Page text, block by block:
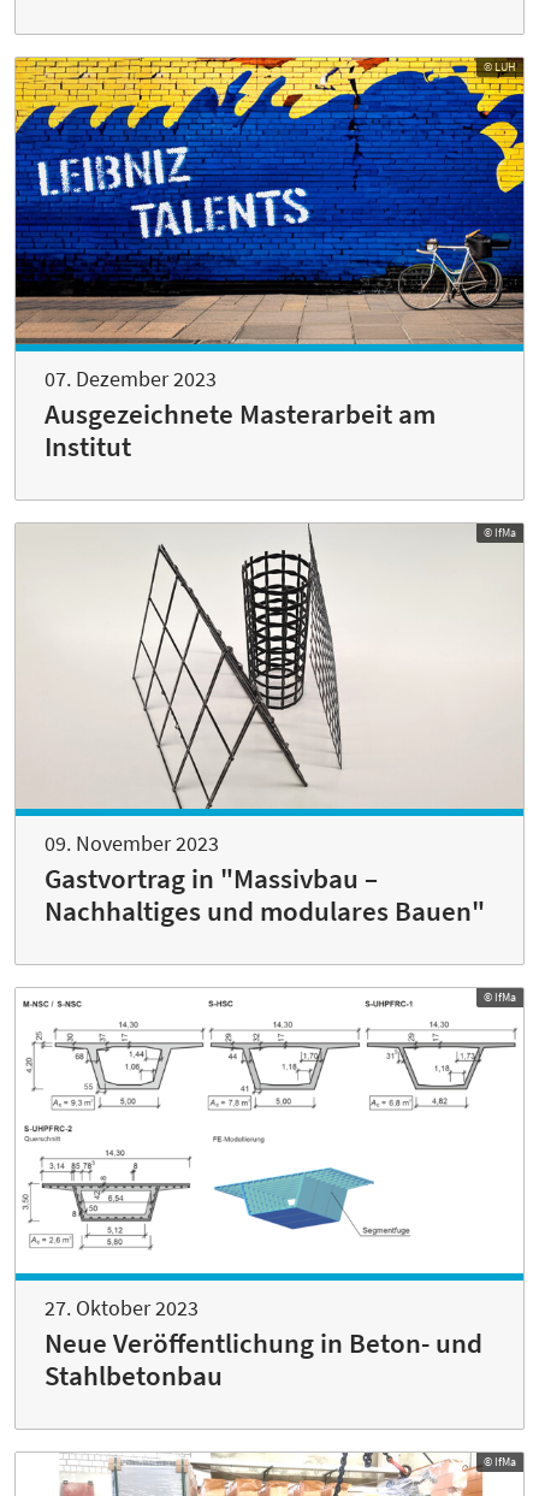
© LUH
07. Dezember 2023
Ausgezeichnete Masterarbeit am
Institut
© IfMa
09. November 2023
Gastvortrag in "Massivbau –
Nachhaltiges und modulares Bauen"
© IfMa
27. Oktober 2023
Neue Veröffentlichung in Beton- und
Stahlbetonbau
© IfMa